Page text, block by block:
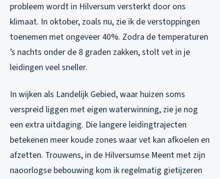
probleem wordt in Hilversum versterkt door ons
klimaat. In oktober, zoals nu, zie ik de verstoppingen
toenemen met ongeveer 40%. Zodra de temperaturen
’s nachts onder de 8 graden zakken, stolt vet in je
leidingen veel sneller.
In wijken als Landelijk Gebied, waar huizen soms
verspreid liggen met eigen waterwinning, zie je nog
een extra uitdaging. Die langere leidingtrajecten
betekenen meer koude zones waar vet kan afkoelen en
afzetten. Trouwens, in de Hilversumse Meent met zijn
naoorlogse bebouwing kom ik regelmatig gietijzeren